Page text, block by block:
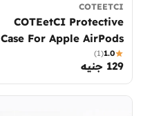
COTEETCI
COTEetCI Protective
Case For Apple AirPods
Pro & AirPods Pro 2
integrated Silicon Case
With Hook
1.0
(1)
السعر
العادي
129 جنيه